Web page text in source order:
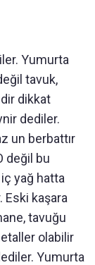
Yumurta
tavuk,
dikkat
dediler.
un berbattır
değil bu
yağ hatta
Eski kaşara
tavuğu
olabilir
Yumurta